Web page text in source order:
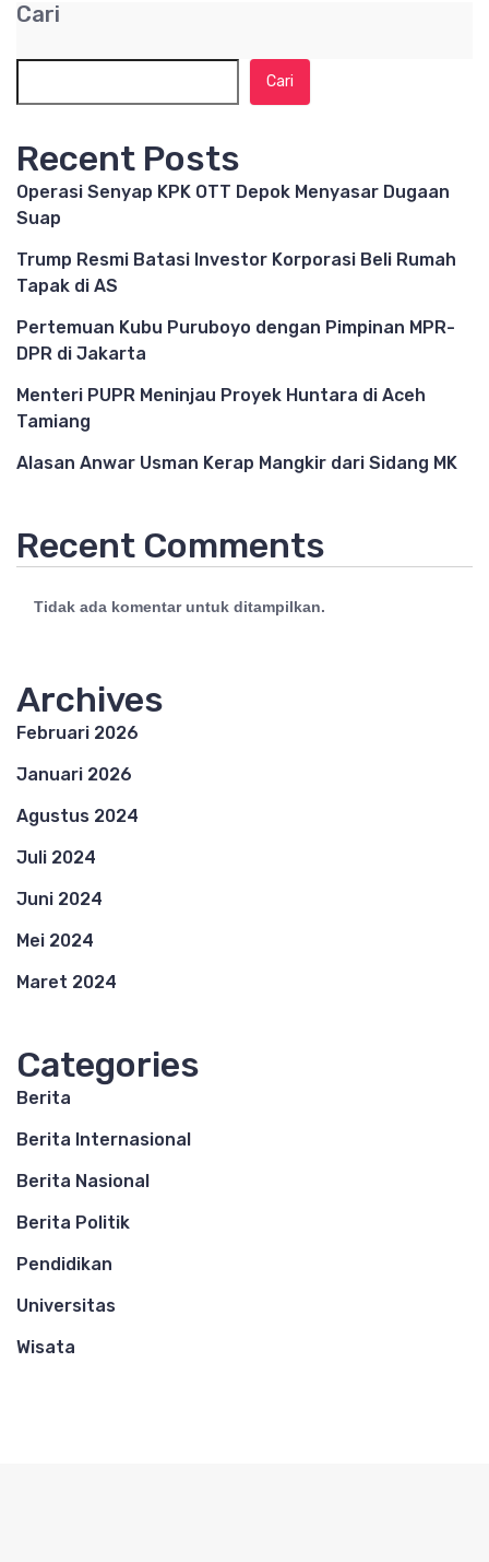
Cari
Cari
Recent Posts
Operasi Senyap KPK OTT Depok Menyasar Dugaan
Suap
Trump Resmi Batasi Investor Korporasi Beli Rumah
Tapak di AS
Pertemuan Kubu Puruboyo dengan Pimpinan MPR-
DPR di Jakarta
Menteri PUPR Meninjau Proyek Huntara di Aceh
Tamiang
Alasan Anwar Usman Kerap Mangkir dari Sidang MK
Recent Comments
Tidak ada komentar untuk ditampilkan.
Archives
Februari 2026
Januari 2026
Agustus 2024
Juli 2024
Juni 2024
Mei 2024
Maret 2024
Categories
Berita
Berita Internasional
Berita Nasional
Berita Politik
Pendidikan
Universitas
Wisata